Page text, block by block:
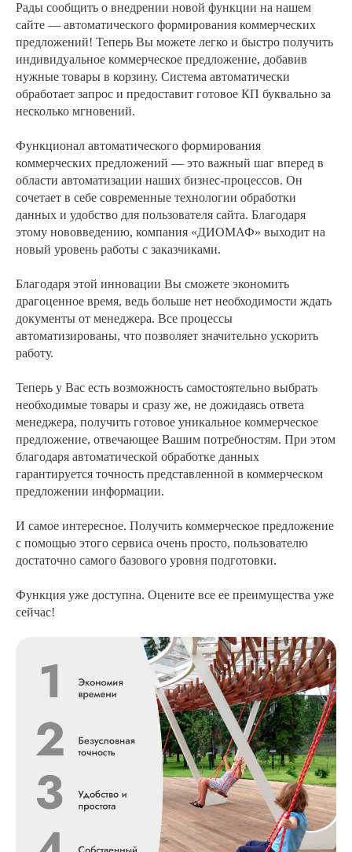
Рады сообщить о внедрении новой функции на нашем
сайте — автоматического формирования коммерческих
предложений! Теперь Вы можете легко и быстро получить
индивидуальное коммерческое предложение, добавив
нужные товары в корзину. Система автоматически
обработает запрос и предоставит готовое КП буквально за
несколько мгновений.
Функционал автоматического формирования
коммерческих предложений — это важный шаг вперед в
области автоматизации наших бизнес-процессов. Он
сочетает в себе современные технологии обработки
данных и удобство для пользователя сайта. Благодаря
этому нововведению, компания «ДИОМАФ» выходит на
новый уровень работы с заказчиками.
Благодаря этой инновации Вы сможете экономить
драгоценное время, ведь больше нет необходимости ждать
документы от менеджера. Все процессы
автоматизированы, что позволяет значительно ускорить
работу.
Теперь у Вас есть возможность самостоятельно выбрать
необходимые товары и сразу же, не дожидаясь ответа
менеджера, получить готовое уникальное коммерческое
предложение, отвечающее Вашим потребностям. При этом
благодаря автоматической обработке данных
гарантируется точность представленной в коммерческом
предложении информации.
И самое интересное. Получить коммерческое предложение
с помощью этого сервиса очень просто, пользователю
достаточно самого базового уровня подготовки.
Функция уже доступна. Оцените все ее преимущества уже
сейчас!